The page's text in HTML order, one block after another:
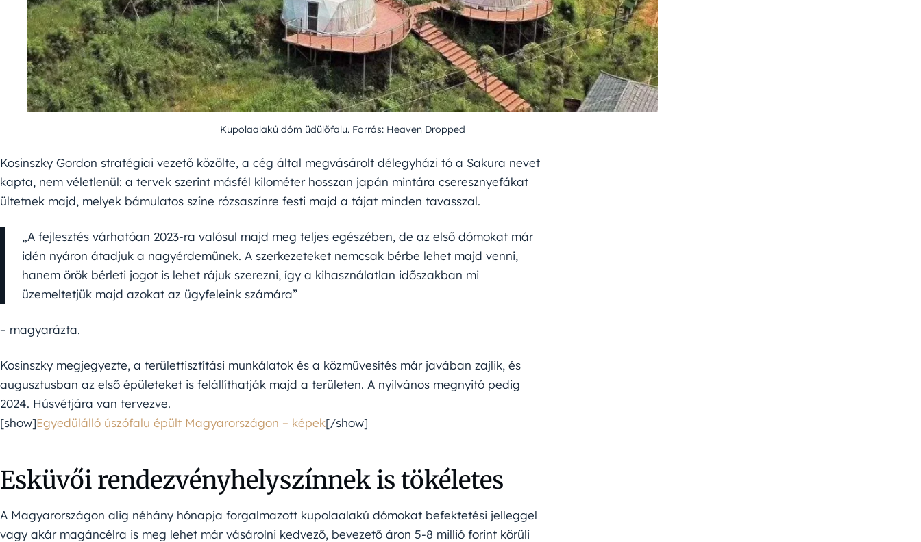
Kupolaalakú dóm üdülőfalu. Forrás: Heaven Dropped
Kosinszky Gordon stratégiai vezető közölte, a cég által megvásárolt délegyházi tó a Sakura nevet
kapta, nem véletlenül: a tervek szerint másfél kilométer hosszan japán mintára cseresznyefákat
ültetnek majd, melyek bámulatos színe rózsaszínre festi majd a tájat minden tavasszal.
„A fejlesztés várhatóan 2023-ra valósul majd meg teljes egészében, de az első dómokat már
idén nyáron átadjuk a nagyérdeműnek. A szerkezeteket nemcsak bérbe lehet majd venni,
hanem örök bérleti jogot is lehet rájuk szerezni, így a kihasználatlan időszakban mi
üzemeltetjük majd azokat az ügyfeleink számára”
– magyarázta.
Kosinszky megjegyezte, a területtisztítási munkálatok és a közművesítés már javában zajlik, és
augusztusban az első épületeket is felállíthatják majd a területen. A nyilvános megnyitó pedig
2024. Húsvétjára van tervezve.
[show]Egyedülálló úszófalu épült Magyarországon – képek[/show]
Esküvői rendezvényhelyszínnek is tökéletes
A Magyarországon alig néhány hónapja forgalmazott kupolaalakú dómokat befektetési jelleggel
vagy akár magáncélra is meg lehet már vásárolni kedvező, bevezető áron 5-8 millió forint körüli